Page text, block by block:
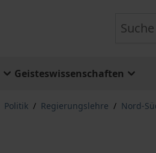
Geisteswissenschaften
Politik / Regierungslehre / Nord-